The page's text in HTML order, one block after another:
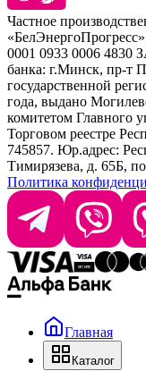
Kebren
Selective
White Line
+ 375 29 1649505
info@krasabel.by
Офис: г. Минск,
Склад: г. Минск,
Время работы:
Частное
0001 0933 0006
банка: г.Минск, пр-т
государственной
года, выдано
комитетом Главного
Торговом реестре
745857. Юр.адрес:
Тимирязева, д. 65Б,
Политика
Главная
Каталог